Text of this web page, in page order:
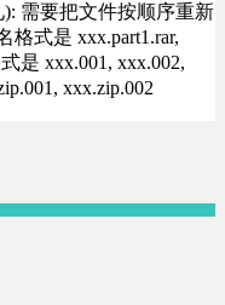
需要把文件按顺序重新
式是 xxx.part1.rar,
是 xxx.001, xxx.002,
xxx.zip.002